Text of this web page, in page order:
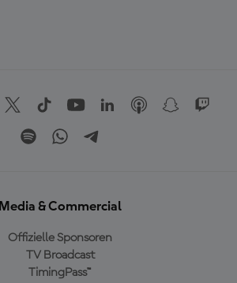
Media & Commercial
Offizielle Sponsoren
TV Broadcast
TimingPass™